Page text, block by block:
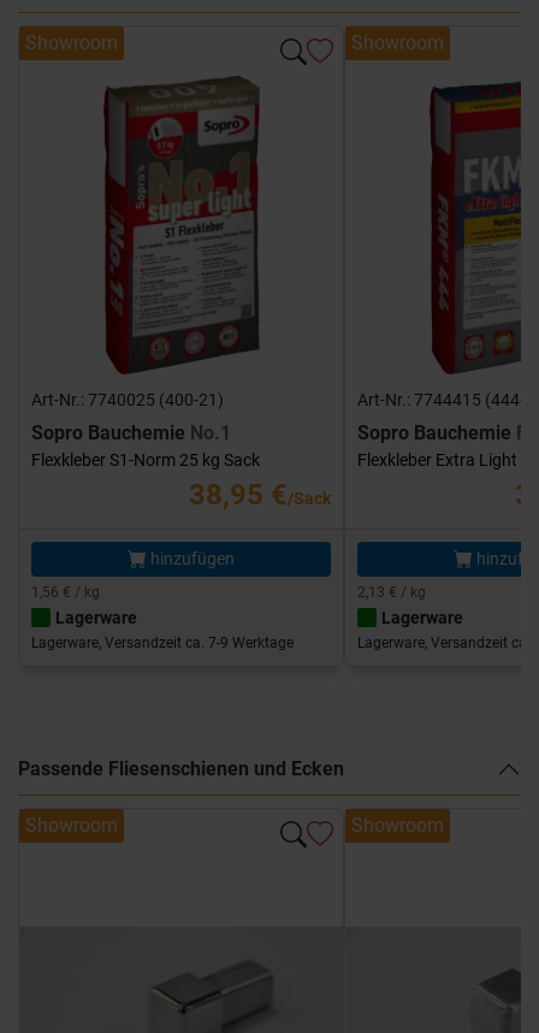
Showroom
Art-Nr.: 7740025 (400-21)
Sopro Bauchemie No.1
Flexkleber S1-Norm 25 kg Sack
38,95 €/Sack
hinzufügen
1,56 € / kg
Lagerware
Lagerware, Versandzeit ca. 7-9 Werktage
Showroom
Art-Nr.: 7744415 (444-
Sopro Bauchemie
Flexkleber Extra Light
2,13 € / kg
Lagerware
Lagerware, Versandzeit ca.
Passende Fliesenschienen und Ecken
Showroom Showroom